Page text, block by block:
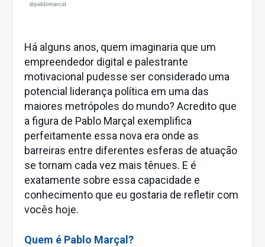
Há alguns anos, quem imaginaria que um
empreendedor digital e palestrante
motivacional pudesse ser considerado uma
potencial liderança política em uma das
maiores metrópoles do mundo? Acredito que
a figura de Pablo Marçal exemplifica
perfeitamente essa nova era onde as
barreiras entre diferentes esferas de atuação
se tornam cada vez mais tênues. E é
exatamente sobre essa capacidade e
conhecimento que eu gostaria de refletir com
vocês hoje.
Quem é Pablo Marçal?